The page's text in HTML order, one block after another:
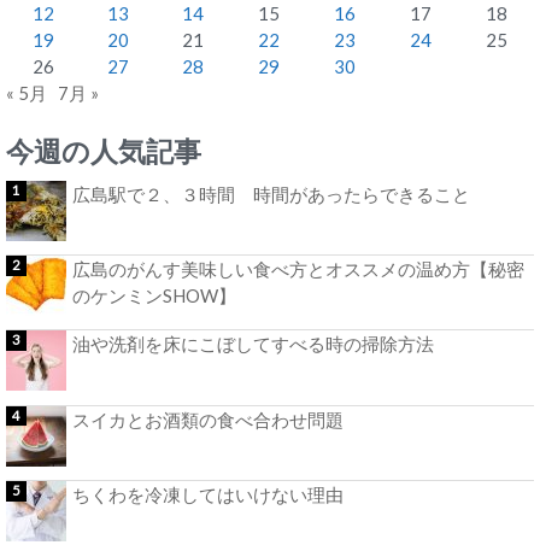
12
13 14 15 16 17
18
19
20 21 22 23 24
25
26
27 28 29
30
« 5月
7月 »
今週の人気記事
広島駅で２、３時間 時間があったらできること
広島のがんす美味しい食べ方とオススメの温め方【秘密
のケンミンSHOW】
油や洗剤を床にこぼしてすべる時の掃除方法
スイカとお酒類の食べ合わせ問題
ちくわを冷凍してはいけない理由